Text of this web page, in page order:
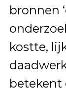
bronnen
kostte,
betekent